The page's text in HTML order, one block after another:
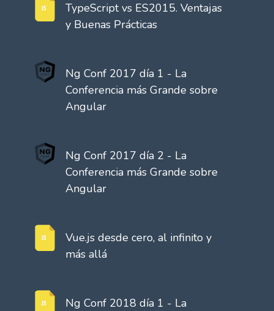
TypeScript vs ES2015. Ventajas
y Buenas Prácticas
Ng Conf 2017 día 1 - La
Conferencia más Grande sobre
Angular
Ng Conf 2017 día 2 - La
Conferencia más Grande sobre
Angular
Vue.js desde cero, al infinito y
más allá
Ng Conf 2018 día 1 - La